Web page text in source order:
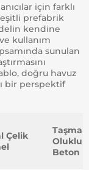
için farklı
prefabrik
kendine
kullanım
sunulan
doğru havuz
bir perspektif
Çelik
Taşma
Oluklu
Beton